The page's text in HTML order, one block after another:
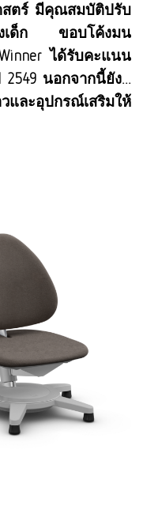
สตร์ มีคุณสมบัติปรับ
องเด็ก ขอบโค้งมน
ได้รับคะแนน
2549 นอกจากนี้ยัง...
ละอุปกรณ์เสริมให้